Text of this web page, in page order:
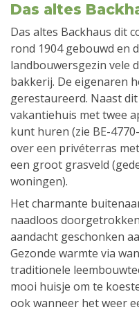
Das altes
Das altes Backhaus dit
rond 1904 gebouwd en
landbouwersgezin vele
bakkerij. De eigenaren
gerestaureerd. Naast
vakantiehuis met twee
kunt huren (zie BE-
over een privéterras
een groot grasveld
woningen).
Het charmante
naadloos
aandacht geschonken
Gezonde warmte via
traditionele
mooi huisje om te
ook wanneer het weer